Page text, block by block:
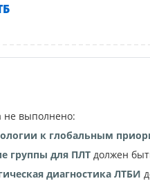
контент
не выполнено:
к глобальным
группы для ПЛТ должен
диагностика ЛТБИ